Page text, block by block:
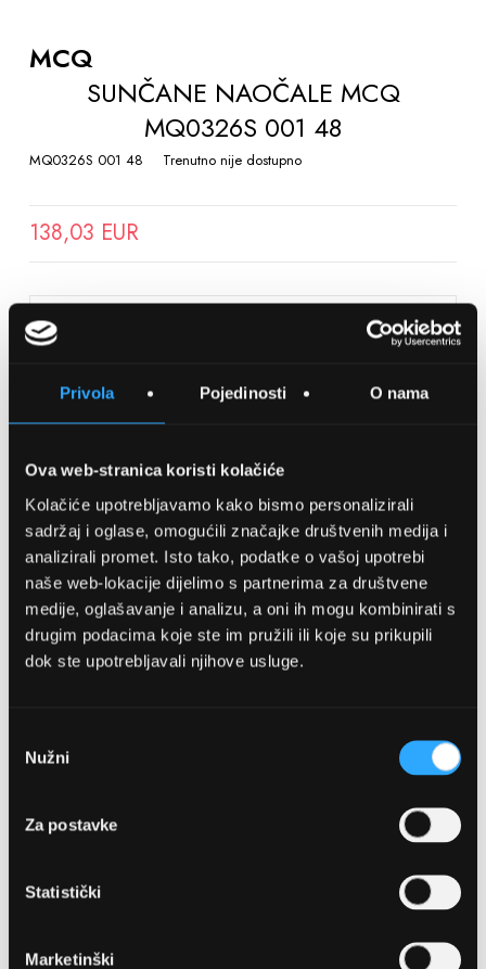
Privola Pojedinosti O nama
Ova web-stranica koristi kolačiće
Kolačiće upotrebljavamo kako bismo personalizirali
sadržaj i oglase, omogućili značajke društvenih medija i
analizirali promet. Isto tako, podatke o vašoj upotrebi
naše web-lokacije dijelimo s partnerima za društvene
medije, oglašavanje i analizu, a oni ih mogu kombinirati s
drugim podacima koje ste im pružili ili koje su prikupili
dok ste upotrebljavali njihove usluge.
pristanka
Nužni
Za postavke
Statistički
Marketinški
THE
BEGINNING
GALLERY
MCQ
SUNČANE NAOČALE MCQ
MQ0326S 001 48
MQ0326S 001 48 Trenutno nije dostupno
138,03 EUR
SPREMITE NA LISTU ŽELJA
Detalji
OPTIKA NJEGO, POSLOVNICA 1